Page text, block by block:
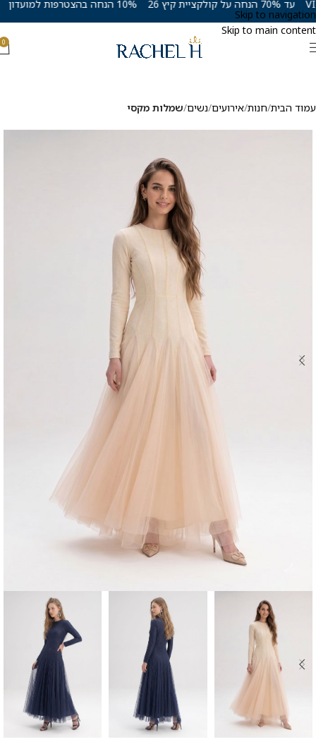
Skip to navigation
Skip to main content
0
עמוד הבית חנות אירועים נשים שמלות מקסי
10% הנחה בהצטרפות למועדון VIP עד 70% הנחה על קולקציית קיץ 26